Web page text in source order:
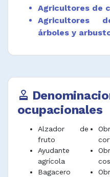
cultivos de campo.
Efectuar
instalaciones,
Agricultores de
Agricultores
árboles y
approval
ocupacionales
Alzador de
fruto
Ayudante
agrícola
Bagacero